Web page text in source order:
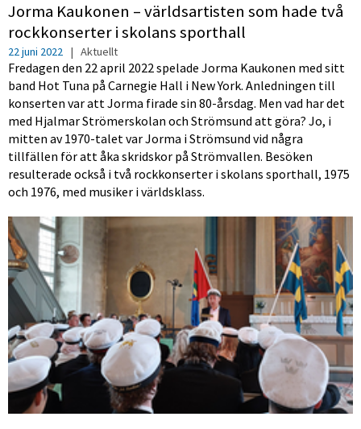
Jorma Kaukonen – världsartisten som hade två
rockkonserter i skolans sporthall
22 juni 2022 | Aktuellt
Fredagen den 22 april 2022 spelade Jorma Kaukonen med sitt
band Hot Tuna på Carnegie Hall i New York. Anledningen till
konserten var att Jorma firade sin 80-årsdag. Men vad har det
med Hjalmar Strömerskolan och Strömsund att göra? Jo, i
mitten av 1970-talet var Jorma i Strömsund vid några
tillfällen för att åka skridskor på Strömvallen. Besöken
resulterade också i två rockkonserter i skolans sporthall, 1975
och 1976, med musiker i världsklass.